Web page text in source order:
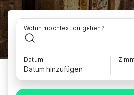
Wohin möchtest du gehen?
Datum
Datum hinzufügen